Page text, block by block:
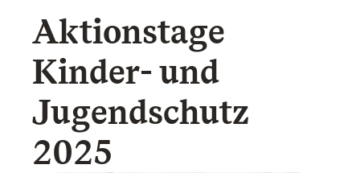
Aktionstage
Kinder- und
Jugendschutz
2025